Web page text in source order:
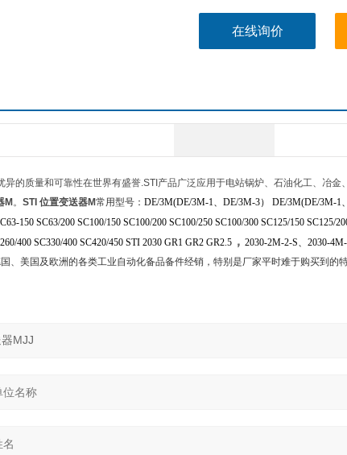
在线询价
的质量和可靠性在世界有盛誉.STI产品广泛应用于电站锅炉、石油化工、冶
M 。 STI 位置变送器M常用型号： DE/3M(DE/3M-1、 DE/3M-3） DE/3M(DE/3M-1、
150 SC63/200 SC100/150 SC100/200 SC100/250 SC100/300 SC125/150 SC125/
400 SC330/400 SC420/450 STI 2030 GR1 GR2 GR2.5 ， 2030-2M-2-S、 2030-
、美国及欧洲的各类工业自动化备品备件经销，特别是厂家平时难于购买到的